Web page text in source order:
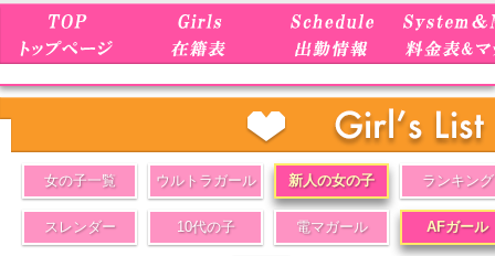
女の子一覧 ウルトラガール 新人の女の子 ランキング
スレンダー 10代の子 電マガール AFガール